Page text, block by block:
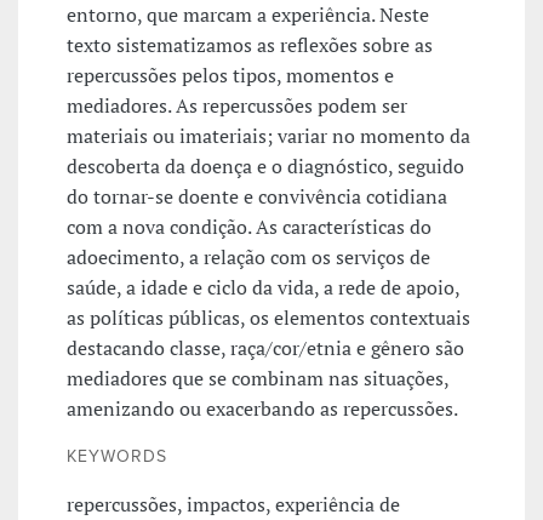
entorno, que marcam a experiência. Neste
texto sistematizamos as reflexões sobre as
repercussões pelos tipos, momentos e
mediadores. As repercussões podem ser
materiais ou imateriais; variar no momento da
descoberta da doença e o diagnóstico, seguido
do tornar-se doente e convivência cotidiana
com a nova condição. As características do
adoecimento, a relação com os serviços de
saúde, a idade e ciclo da vida, a rede de apoio,
as políticas públicas, os elementos contextuais
destacando classe, raça/cor/etnia e gênero são
mediadores que se combinam nas situações,
amenizando ou exacerbando as repercussões.
KEYWORDS
repercussões, impactos, experiência de